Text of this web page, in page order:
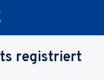
registriert